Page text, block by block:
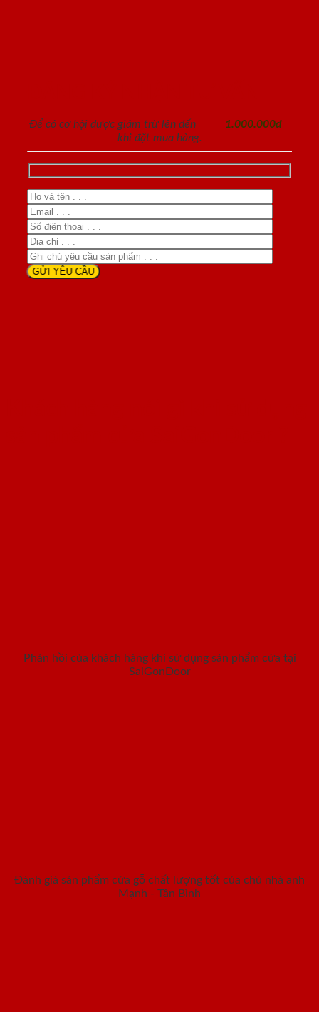
Để có cơ hội được giảm trừ lên đến
1.000.000đ
khi đặt mua hàng.
Phản hồi của khách hàng khi sử dụng sản phẩm cửa tại
SaiGonDoor
Đánh giá sản phẩm cửa gỗ chất lượng tốt của chủ nhà anh
Mạnh - Tân Bình